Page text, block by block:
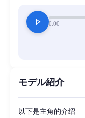
play_arrow 0:00
モデル紹介
以下是主角的介绍